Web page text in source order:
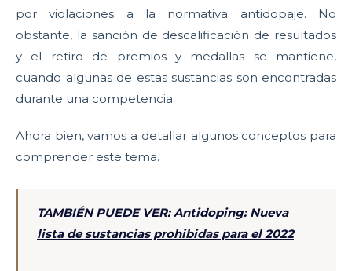
por violaciones a la normativa antidopaje. No
obstante, la sanción de descalificación de resultados
y el retiro de premios y medallas se mantiene,
cuando algunas de estas sustancias son encontradas
durante una competencia.
Ahora bien, vamos a detallar algunos conceptos para
comprender este tema.
TAMBIÉN PUEDE VER:Antidoping: Nueva
lista de sustancias prohibidas para el 2022